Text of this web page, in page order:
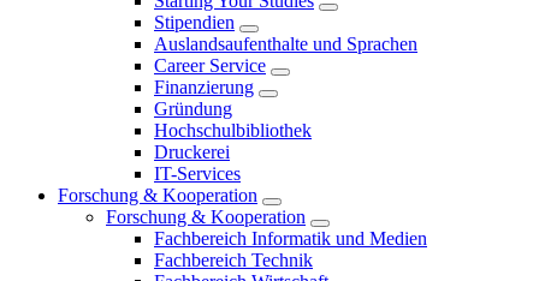
Stipendien
Auslandsaufenthalte und Sprachen
Career Service
Finanzierung
Gründung
Hochschulbibliothek
Druckerei
IT-Services
Forschung & Kooperation
Forschung & Kooperation
Fachbereich Informatik und Medien
Fachbereich Technik